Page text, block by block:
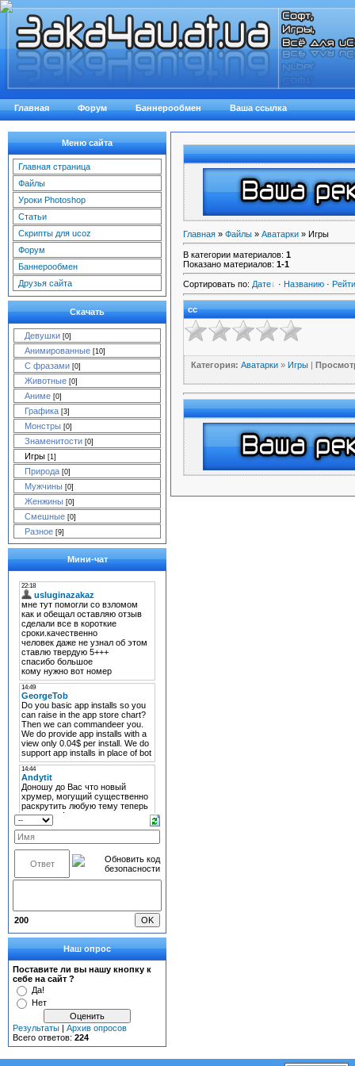
Главная Форум Баннерообмен Ваша ссылка
Меню сайта
Главная страница
Файлы
Уроки Photoshop
Статьи
Скрипты для ucoz
Форум
Баннерообмен
Друзья сайта
Скачать
Девушки [0]
Анимированные [10]
С фразами [0]
Животные [0]
Аниме [0]
Графика [3]
Монстры [0]
Знаменитости [0]
Игры [1]
Природа [0]
Мужчины [0]
Женжины [0]
Смешные [0]
Разное [9]
Мини-чат
200
Наш опрос
Поставите ли вы нашу кнопку к
себе на сайт ?
Да!
Нет
Результаты | Архив опросов
Всего ответов: 224
Главная » Файлы » Аватарки » Игры
В категории материалов: 1
Показано материалов: 1-1
Сортировать по: Дате · Названию ·
сс
Категория: Аватарки » Игры |